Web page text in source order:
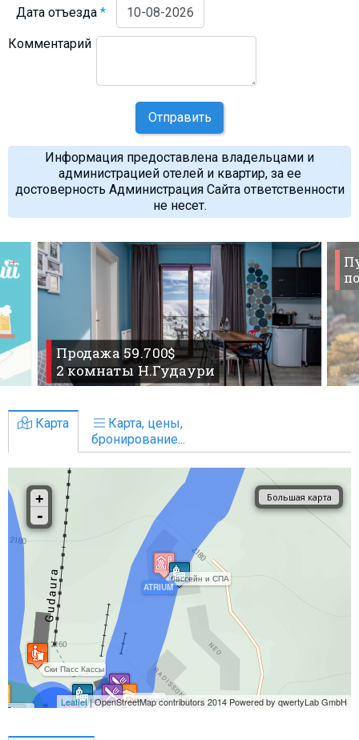
Дата отъезда*
Комментарий
Отправить
Информация предоставлена владельцами и
администрацией отелей и квартир, за ее
достоверность Администрация Сайта ответственности
не несет.
Продажа 59.700$
2 комнаты Н.Гудаури
Карта
Карта, цены,
бронирование...